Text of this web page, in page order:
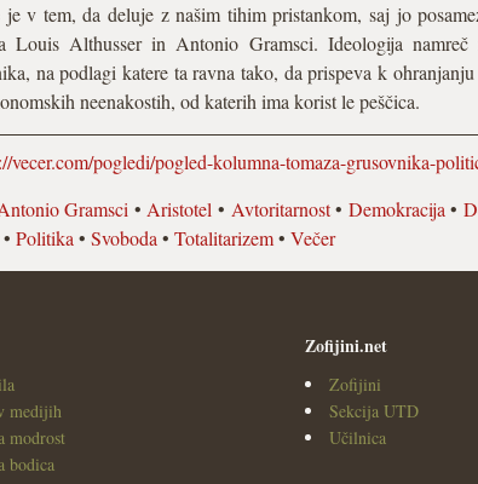
je v tem, da deluje z našim tihim pristankom, saj jo
Louis Althusser in Antonio Gramsci. Ideologija
na podlagi katere ta ravna tako, da prispeva k
neenakostih, od katerih ima korist le peščica.
vecer.com/pogledi/pogled-kolumna-tomaza-grusovnika-
Gramsci • Aristotel • Avtoritarnost• Demokracija •
• Politika • Svoboda • Totalitarizem• Večer
medijih
modrost
bodica
Zofijini.net
Zofijini
Sekcija UTD
Učilnica